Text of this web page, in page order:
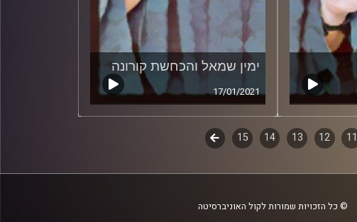
ימין שמאל והכחשת קורונה
17/01/2021
11
12
13
14
15
לשלב
© כל הזכויות שמורות לקול האוניברסיטה